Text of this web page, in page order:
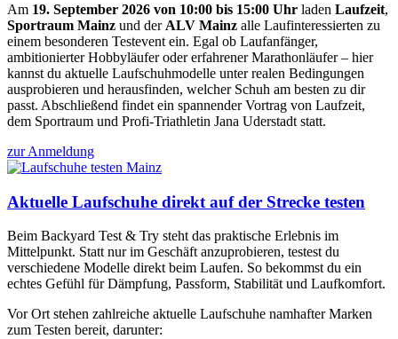
Am 19. September 2026 von 10:00 bis 15:00 Uhr laden Laufzeit,
Sportraum Mainz und der ALV Mainz alle Laufinteressierten zu
einem besonderen Testevent ein. Egal ob Laufanfänger,
ambitionierter Hobbyläufer oder erfahrener Marathonläufer – hier
kannst du aktuelle Laufschuhmodelle unter realen Bedingungen
ausprobieren und herausfinden, welcher Schuh am besten zu dir
passt. Abschließend findet ein spannender Vortrag von Laufzeit,
dem Sportraum und Profi-Triathletin Jana Uderstadt statt.
zur Anmeldung
Aktuelle Laufschuhe direkt auf der Strecke testen
Beim Backyard Test & Try steht das praktische Erlebnis im
Mittelpunkt. Statt nur im Geschäft anzuprobieren, testest du
verschiedene Modelle direkt beim Laufen. So bekommst du ein
echtes Gefühl für Dämpfung, Passform, Stabilität und Laufkomfort.
Vor Ort stehen zahlreiche aktuelle Laufschuhe namhafter Marken
zum Testen bereit, darunter: